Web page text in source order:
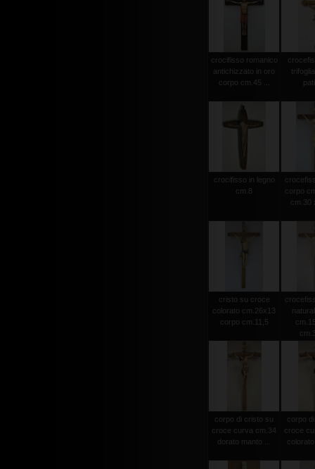
crocifisso romanico
antichizzato in oro
corpo cm.45 ...
crocifisso in legno
cm.8
corpo
cm.30
cristo su croce
colorato cm.26x13
corpo cm.11,5
corpo di cristo su
croce curva cm.34
dorato manto ...
corpo
croce